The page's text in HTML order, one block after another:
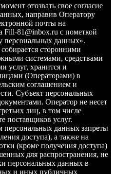
отозвать свое согласие
направив Оператору
почты на
Fill-81@inbox.ru с пометкой
персональных данных».
сторонними
системами, средствами
услуг, хранится и
(Операторами) в
соглашением и
Субъект персональных
Оператор не несет
лиц, в том числе
поставщиков услуг.
персональных данных запреты
доступа), а также на
(кроме получения доступа)
для распространения, не
персональных данных в
и иных публичных